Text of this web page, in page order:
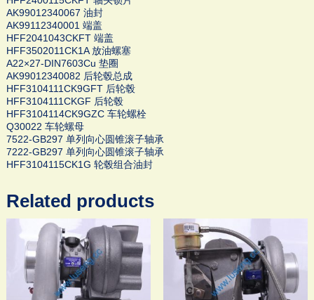
AK99012340067 油封
AK99112340001 端盖
HFF2041043CKFT 端盖
HFF3502011CK1A 放油螺塞
A22×27-DIN7603Cu 垫圈
AK99012340082 后轮毂总成
HFF3104111CK9GFT 后轮毂
HFF3104111CKGF 后轮毂
HFF3104114CK9GZC 车轮螺栓
Q30022 车轮螺母
7522-GB297 单列向心圆锥滚子轴承
7222-GB297 单列向心圆锥滚子轴承
HFF3104115CK1G 轮毂组合油封
Related products